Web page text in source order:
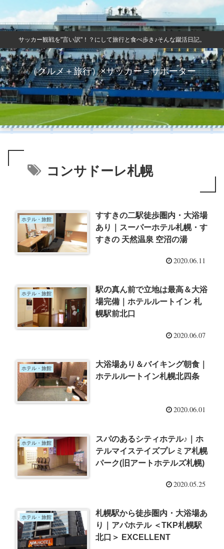
サッカー観戦を"言い訳"！？にして旅行と食べ歩き♪そんな蹴活日記。
（グルメ＋旅行）×サッカー＝サポーター
コンサドーレ札幌
ホテル・旅館
すすきの二駅徒歩圏内・大浴場
あり｜スーパーホテル札幌・す
すきの 天然温泉 空沼の湯
2020.06.11
ホテル・旅館
駅の真ん前で立地は最高＆大浴
場完備｜ホテルルートイン 札
幌駅前北口
2020.06.07
ホテル・旅館
大浴場あり＆バイキング朝食｜
ホテルルートイン札幌北四条
2020.06.01
ホテル・旅館
スパのあるシティホテル♪｜ホ
テルマイステイズプレミア札幌
パーク(旧アートホテルズ札幌)
2020.05.25
ホテル・旅館
札幌駅から徒歩圏内・大浴場あ
り｜アパホテル ＜TKP札幌駅
北口＞ EXCELLENT